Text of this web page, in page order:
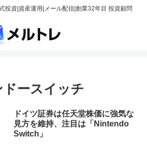
投資|資産運用|メール配信|創業32年目 投資顧問
ースイッチ
ドイツ証券は任天堂株価に強気な
見方を維持、注目は「Nintendo
Switch」